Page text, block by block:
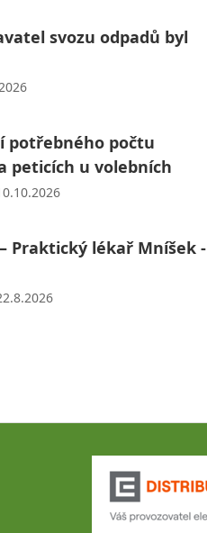
svozu odpadů byl
potřebného počtu
peticích u volebních
Praktický lékař Mníšek -